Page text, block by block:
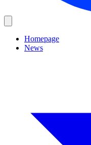
Homepage
News